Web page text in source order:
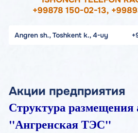
+99878 150-02-13,
Angren sh., Toshkent k., 4-uy
Акции предприятия
Структура
"Ангренская ТЭС"